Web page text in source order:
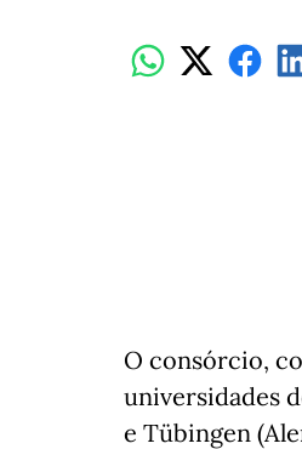
O consórcio,
universidades
e Tübingen